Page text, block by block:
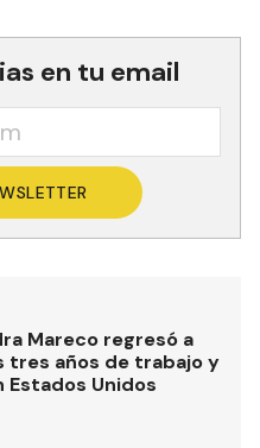
en tu email
Mareco regresó a
tres años de trabajo y
Estados Unidos